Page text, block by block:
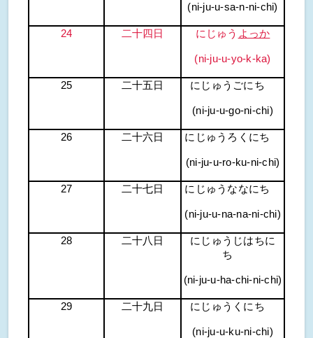
(ni-ju-u-sa-n-ni-chi)
24 二十四日 にじゅう よっか
(ni-ju-u-yo-k-ka)
25 二十五日 にじゅうごにち
(ni-ju-u-go-ni-chi)
26 二十六日 にじゅうろくにち
(ni-ju-u-ro-ku-ni-chi)
27 二十七日 にじゅうななにち
(ni-ju-u-na-na-ni-chi)
28 二十八日
にじゅうじはちに
ち
(ni-ju-u-ha-chi-ni-chi)
29 二十九日 にじゅうくにち
(ni-ju-u-ku-ni-chi)